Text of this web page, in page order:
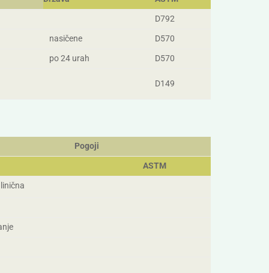
D792
nasičene
D570
po 24 urah
D570
D149
Pogoji
ASTM